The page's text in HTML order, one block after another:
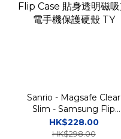
Sanrio - Magsafe Clear
Slim - Samsung Flip
Case 貼身透明磁吸充電
手機保護硬殼 TY
HK$228.00
HK$298.00